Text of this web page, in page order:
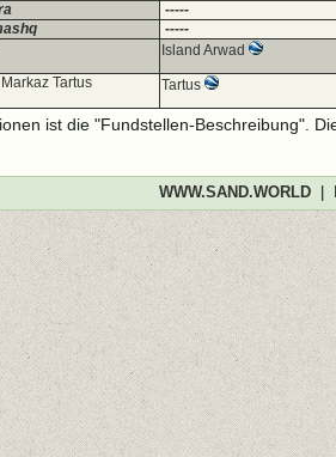
-----
-----
Island Arwad
Tartus Tartus
ist die "Fundstellen-Beschreibung".
WWW.SAND.WORLD|